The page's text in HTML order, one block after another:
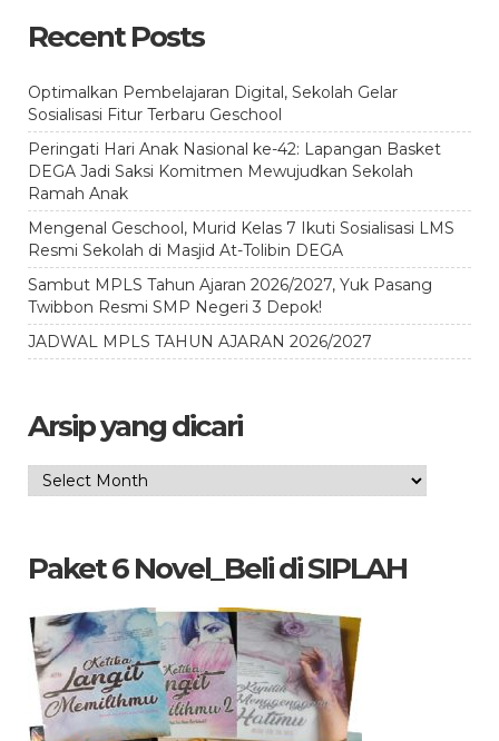
Recent Posts
Optimalkan Pembelajaran Digital, Sekolah Gelar
Sosialisasi Fitur Terbaru Geschool
Peringati Hari Anak Nasional ke-42: Lapangan Basket
DEGA Jadi Saksi Komitmen Mewujudkan Sekolah
Ramah Anak
Mengenal Geschool, Murid Kelas 7 Ikuti Sosialisasi LMS
Resmi Sekolah di Masjid At-Tolibin DEGA
Sambut MPLS Tahun Ajaran 2026/2027, Yuk Pasang
Twibbon Resmi SMP Negeri 3 Depok!
JADWAL MPLS TAHUN AJARAN 2026/2027
Arsip yang dicari
Arsip
Paket 6 Novel_Beli di SIPLAH